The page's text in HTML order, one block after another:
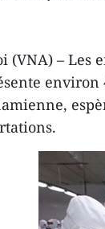
(VNA) – Les
environ